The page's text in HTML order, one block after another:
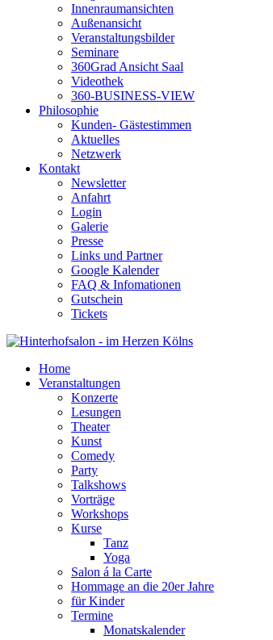
Innenraumansichten
Außenansicht
Veranstaltungsbilder
Seminare
360Grad Ansicht Saal
Videothek
360-BUSINESS-VIEW
Philosophie
Kunden- Gästestimmen
Aktuelles
Netzwerk
Kontakt
Newsletter
Anfahrt
Login
Galerie
Presse
Links und Partner
Google Kalender
FAQ & Infomationen
Gutschein
Tickets
Home
Veranstaltungen
Konzerte
Lesungen
Theater
Kunst
Comedy
Party
Talkshows
Vorträge
Workshops
Kurse
Tanz
Yoga
Salon á la Carte
Hommage an die 20er Jahre
für Kinder
Termine
Monatskalender